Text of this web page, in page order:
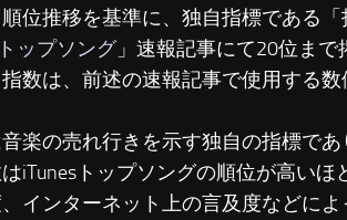
位推移を基準に、独自指標である
ップソング」速報記事にて20位まで
数は、前述の速報記事で使用する
音楽の売れ行きを示す独自の指標で
iTunesトップソングの順位が高いほ
インターネット上の言及度などに